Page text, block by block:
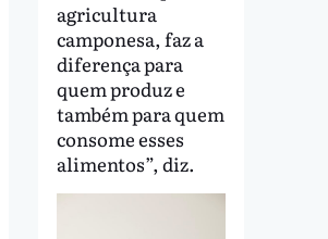
agricultura
camponesa, faz a
diferença para
quem produz e
também para quem
consome esses
alimentos”, diz.